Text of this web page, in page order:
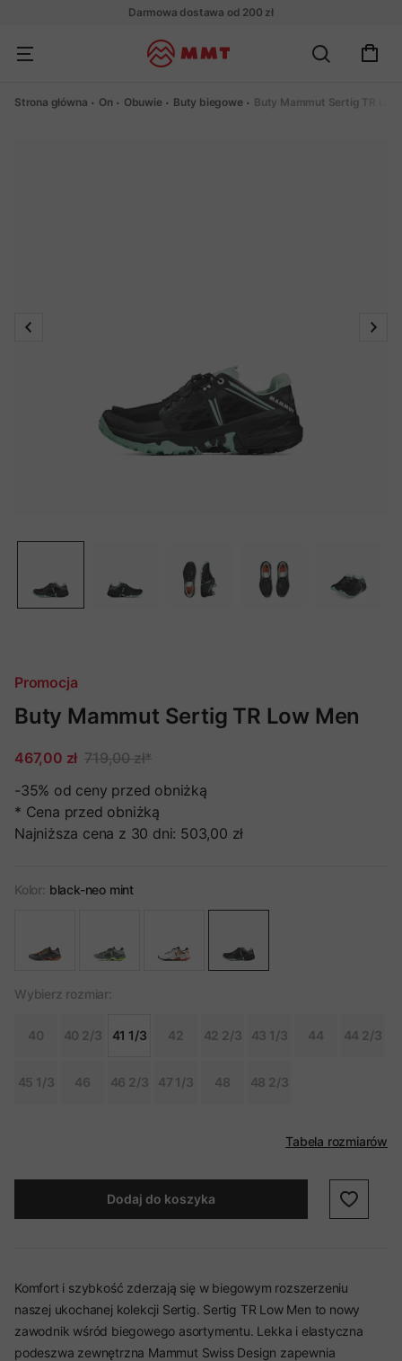
Darmowa dostawa od 200 zł
Strona główna On Obuwie Buty biegowe Buty Mammut Sertig TR Low
Promocja
Buty Mammut Sertig TR Low Men
467,00 zł 719,00 zł*
-35% od ceny przed obniżką
* Cena przed obniżką
Najniższa cena z 30 dni: 503,00 zł
Kolor: black-neo mint
Wybierz rozmiar:
40 40 2/3 41 1/3 42 42 2/3 43 1/3 44 44 2/3
45 1/3 46 46 2/3 47 1/3 48 48 2/3
Tabela rozmiarów
Dodaj do koszyka
Komfort i szybkość zderzają się w biegowym rozszerzeniu
naszej ukochanej kolekcji Sertig. Sertig TR Low Men to nowy
zawodnik wśród biegowego asortymentu. Lekka i elastyczna
podeszwa zewnętrzna Mammut Swiss Design zapewnia